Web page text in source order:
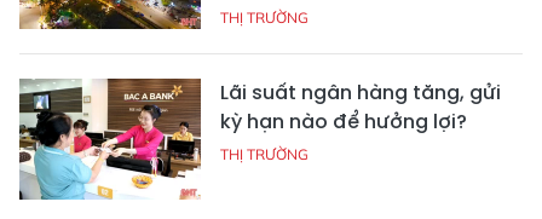
THỊ TRƯỜNG
Lãi suất ngân hàng tăng, gửi
kỳ hạn nào để hưởng lợi?
THỊ TRƯỜNG